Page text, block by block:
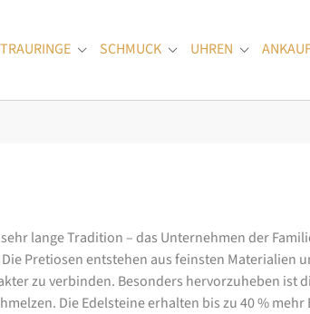
for "Verlobungsringe"
TRAURINGE Submenu for "Trauringe"
SCHMUCK Submenu for
UHREN
lange Tradition – das Unternehmen der
Pretiosen entstehen aus feinsten Materialien
zu verbinden. Besonders hervorzuheben ist
Die Edelsteine erhalten bis zu 40 %